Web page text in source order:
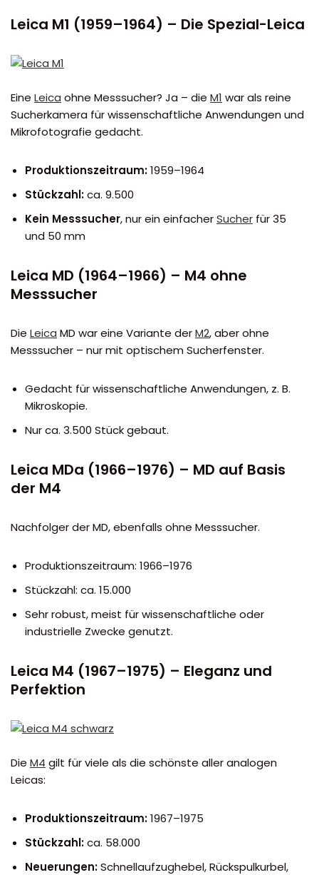
Leica M1 (1959–1964) – Die Spezial-Leica
Eine Leica ohne Messsucher? Ja – die M1 war als reine
Sucherkamera für wissenschaftliche Anwendungen und
Mikrofotografie gedacht.
Produktionszeitraum:1959–1964
Stückzahl:ca. 9.500
Kein Messsucher, nur ein einfacherSucher für 35
und 50 mm
Leica MD (1964–1966) – M4 ohne
Messsucher
Die Leica MD war eine Variante derM2, aber ohne
Messsucher – nur mit optischem Sucherfenster.
Gedacht für wissenschaftliche Anwendungen, z. B.
Mikroskopie.
Nur ca. 3.500 Stück gebaut.
Leica MDa (1966–1976) – MD auf Basis
der M4
Nachfolger der MD, ebenfalls ohne Messsucher.
Produktionszeitraum: 1966–1976
Stückzahl: ca. 15.000
Sehr robust, meist für wissenschaftliche oder
industrielle Zwecke genutzt.
Leica M4 (1967–1975) – Eleganz und
Perfektion
Die M4 gilt für viele als die schönste aller analogen
Leicas:
Produktionszeitraum:1967–1975
Stückzahl:ca. 58.000
Neuerungen:Schnellaufzughebel, Rückspulkurbel,